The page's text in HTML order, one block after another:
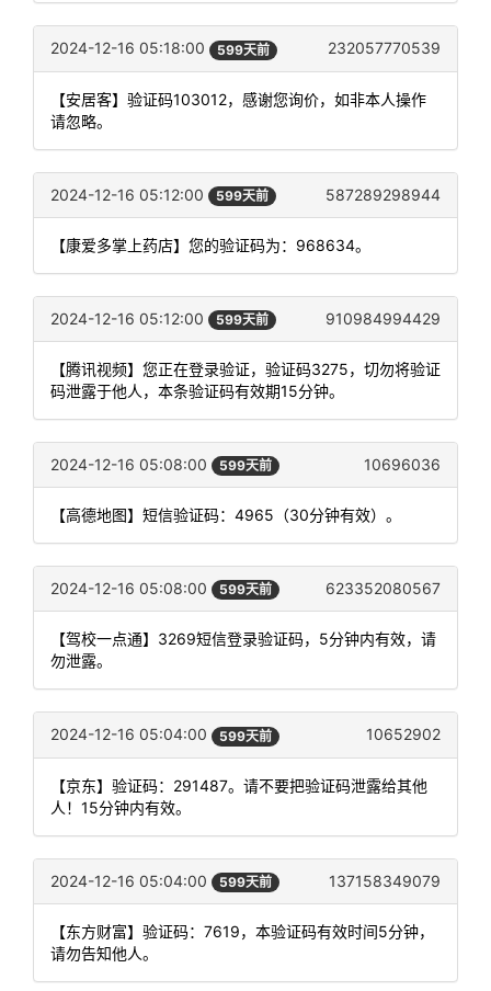
2024-12-16 05:18:00 599天前 232057770539
【安居客】验证码103012，感谢您询价，如非本人操作
请忽略。
2024-12-16 05:12:00 599天前 587289298944
【康爱多掌上药店】您的验证码为：968634。
2024-12-16 05:12:00 599天前 910984994429
【腾讯视频】您正在登录验证，验证码3275，切勿将验证
码泄露于他人，本条验证码有效期15分钟。
2024-12-16 05:08:00 599天前 10696036
【高德地图】短信验证码：4965（30分钟有效）。
2024-12-16 05:08:00 599天前 623352080567
【驾校一点通】3269短信登录验证码，5分钟内有效，请
勿泄露。
2024-12-16 05:04:00 599天前 10652902
【京东】验证码：291487。请不要把验证码泄露给其他
人！15分钟内有效。
2024-12-16 05:04:00 599天前 137158349079
【东方财富】验证码：7619，本验证码有效时间5分钟，
请勿告知他人。